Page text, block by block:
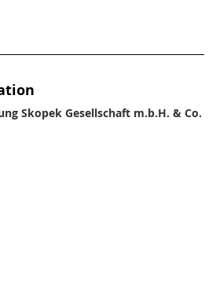
Skopek Gesellschaft m.b.H. & Co.